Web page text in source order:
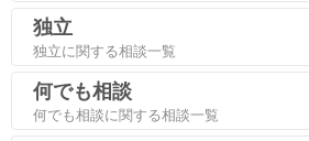
独立
独立に関する相談一覧
何でも相談
何でも相談に関する相談一覧